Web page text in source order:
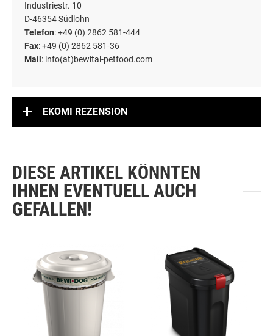
Industriestr. 10
D-46354 Südlohn
Telefon: +49 (0) 2862 581-444
Fax: +49 (0) 2862 581-36
Mail : info(at)bewital-petfood.com
EKOMI REZENSION
DIESE ARTIKEL KÖNNTEN
IHNEN EVENTUELL AUCH
GEFALLEN!